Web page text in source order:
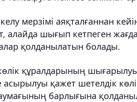
мерзімі аяқталғаннан
алайда шығып кетпеген
қолданылатын болады.
құралдарының
асырылуы қажет шетелдік
аумағының барлығына